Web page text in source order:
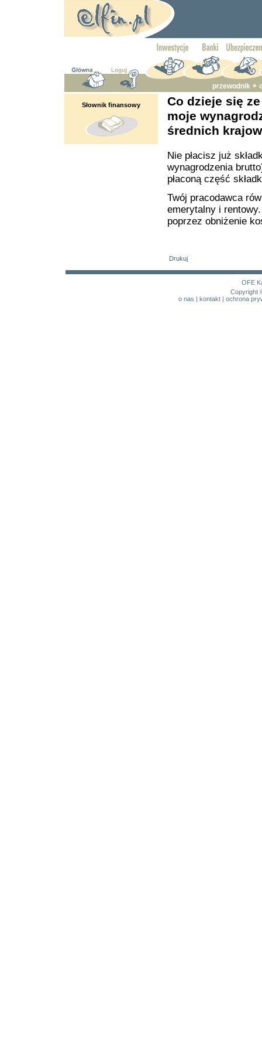
przewodnik
Słownik finansowy
Co dzieje się
moje
średnich
Nie płacisz już
wynagrodzenia
płaconą część
Twój pracodawca
emerytalny i
poprzez obniżenie
Drukuj
OFE
Copyright
o nas | kontakt| ochrona